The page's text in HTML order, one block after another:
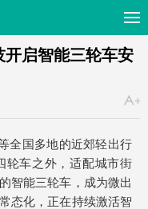
启智能三轮车安
全国多地的近郊轻出行
轮车之外，适配城市街
智能三轮车，成为微出
态化，正在持续激活智